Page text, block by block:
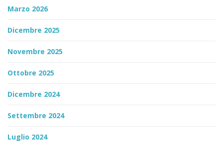
Marzo 2026
Dicembre 2025
Novembre 2025
Ottobre 2025
Dicembre 2024
Settembre 2024
Luglio 2024